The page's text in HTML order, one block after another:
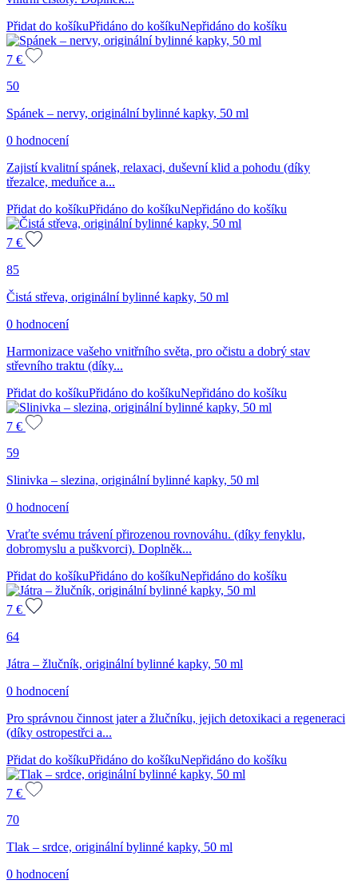
Přidat do košíkuPřidáno do košíkuNepřidáno do košíku
7 €
50
Spánek – nervy, originální bylinné kapky, 50 ml
0 hodnocení
Zajistí kvalitní spánek, relaxaci, duševní klid a pohodu (díky
třezalce, meduňce a...
Přidat do košíkuPřidáno do košíkuNepřidáno do košíku
7 €
85
Čistá střeva, originální bylinné kapky, 50 ml
0 hodnocení
Harmonizace vašeho vnitřního světa, pro očistu a dobrý stav
střevního traktu (díky...
Přidat do košíkuPřidáno do košíkuNepřidáno do košíku
7 €
59
Slinivka – slezina, originální bylinné kapky, 50 ml
0 hodnocení
Vraťte svému trávení přirozenou rovnováhu. (díky fenyklu,
dobromyslu a puškvorci). Doplněk...
Přidat do košíkuPřidáno do košíkuNepřidáno do košíku
7 €
64
Játra – žlučník, originální bylinné kapky, 50 ml
0 hodnocení
Pro správnou činnost jater a žlučníku, jejich detoxikaci a regeneraci
(díky ostropestřci a...
Přidat do košíkuPřidáno do košíkuNepřidáno do košíku
7 €
70
Tlak – srdce, originální bylinné kapky, 50 ml
0 hodnocení